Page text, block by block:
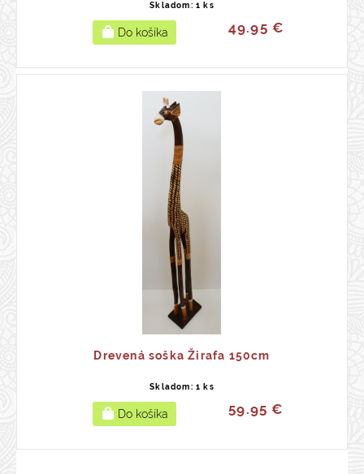
Skladom: 1 ks
49.95 €
Drevená soška Žirafa 150cm
Skladom: 1 ks
59.95 €